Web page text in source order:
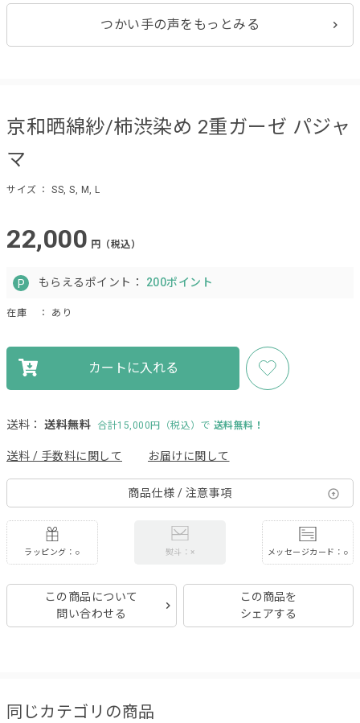
つかい手の声をもっとみる
京和晒綿紗/柿渋染め 2重ガーゼ パジャ
マ
サイズ ： SS, S, M, L
22,000 円（税込）
もらえるポイント： 200ポイント
在庫 ： あり
カートに入れる
送料： 送料無料 合計15,000円（税込）で 送料無料！
送料 / 手数料に関して お届けに関して
商品仕様 / 注意事項
ラッピング：○ 熨斗：× メッセージカード：○
この商品について
問い合わせる
この商品を
シェアする
同じカテゴリの商品